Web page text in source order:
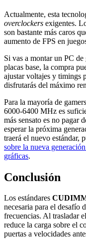
Actualmente, esta
overclockers exigentes.
son bastante más caros
aumento de FPS en
Si vas a montar un PC
placas base, la compra
ajustar voltajes y timings
disfrutarás del máximo
Para la mayoría de
6000-6400 MHz es
más sensato es no pagar
esperar la próxima
traerá el nuevo estándar,
sobre la nueva
gráficas.
Conclusión
Los estándares
necesaria para el desafío
frecuencias. Al trasladar
reduce la carga sobre el
puertas a velocidades